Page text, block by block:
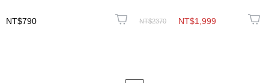
NT$790 NT$2370 NT$1,999